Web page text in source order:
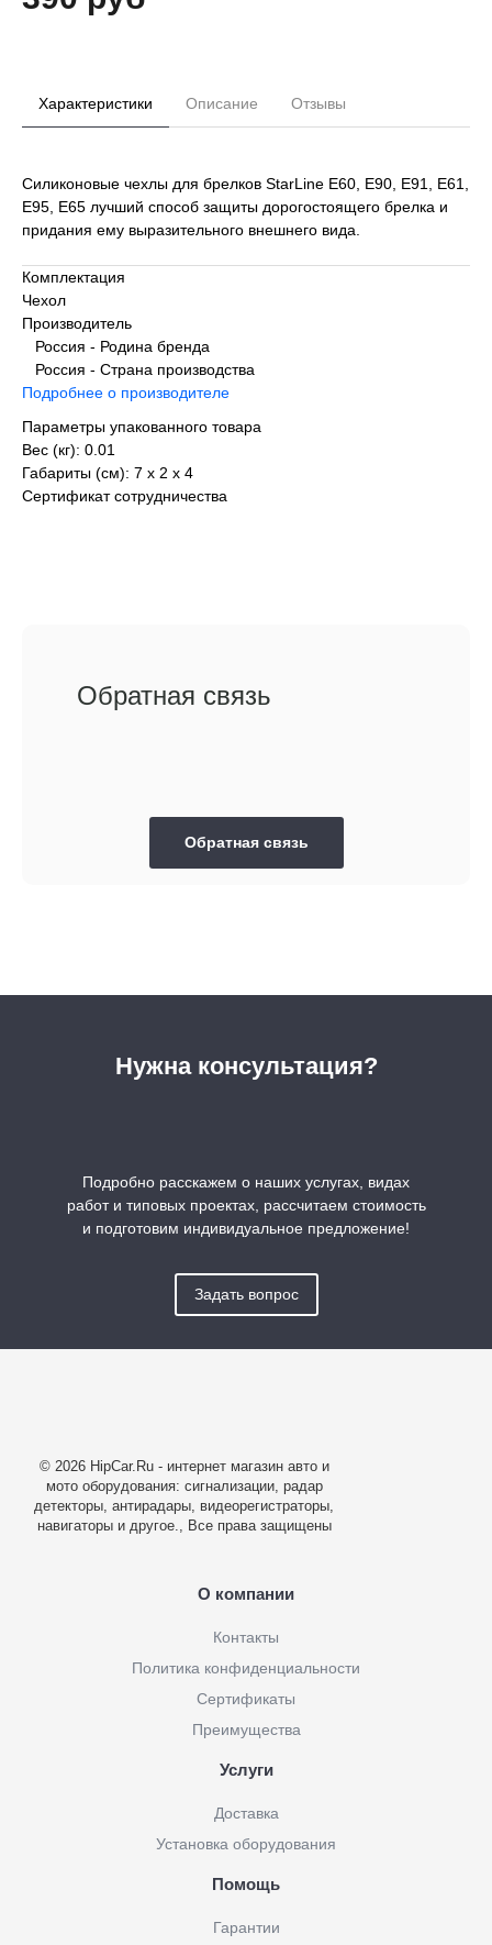
Характеристики Описание Отзывы
Силиконовые чехлы для брелков StarLine E60, E90, E91, E61,
E95, E65 лучший способ защиты дорогостоящего брелка и
придания ему выразительного внешнего вида.
Комплектация
Чехол
Производитель
Россия - Родина бренда
Россия - Страна производства
Подробнее о производителе
Параметры упакованного товара
Вес (кг): 0.01
Габариты (см): 7 х 2 х 4
Сертификат сотрудничества
Обратная связь
Обратная связь
Нужна консультация?
Подробно расскажем о наших услугах, видах
работ и типовых проектах, рассчитаем стоимость
и подготовим индивидуальное предложение!
Задать вопрос
© 2026 HipCar.Ru - интернет магазин авто и
мото оборудования: сигнализации, радар
детекторы, антирадары, видеорегистраторы,
навигаторы и другое., Все права защищены
О компании
Контакты
Политика конфиденциальности
Сертификаты
Преимущества
Услуги
Доставка
Установка оборудования
Помощь
Гарантии